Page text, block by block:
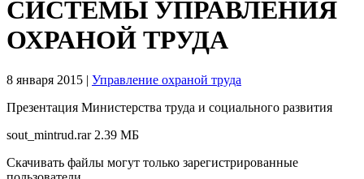
СИСТЕМЫ УПРАВЛЕНИЯ
ОХРАНОЙ ТРУДА
8 января 2015 | Управление охраной труда
Презентация Министерства труда и социального развития
sout_mintrud.rar 2.39 МБ
Скачивать файлы могут только зарегистрированные